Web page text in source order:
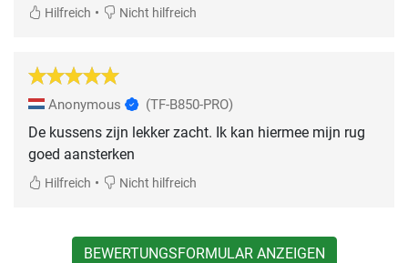
Hilfreich • Nicht hilfreich
Anonymous (TF-B850-PRO)
De kussens zijn lekker zacht. Ik kan hiermee mijn rug
goed aansterken
Hilfreich • Nicht hilfreich
BEWERTUNGSFORMULAR ANZEIGEN